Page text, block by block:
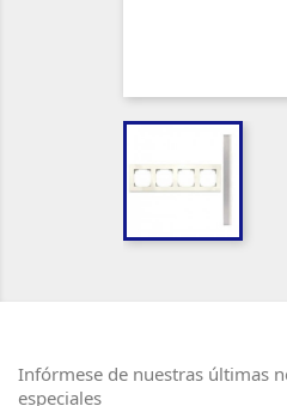
Infórmese de nuestras últimas
especiales